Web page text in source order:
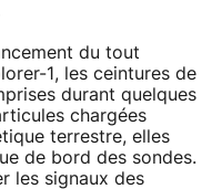
du tout
1, les ceintures de
durant quelques
chargées
terrestre, elles
de bord des sondes.
les signaux des